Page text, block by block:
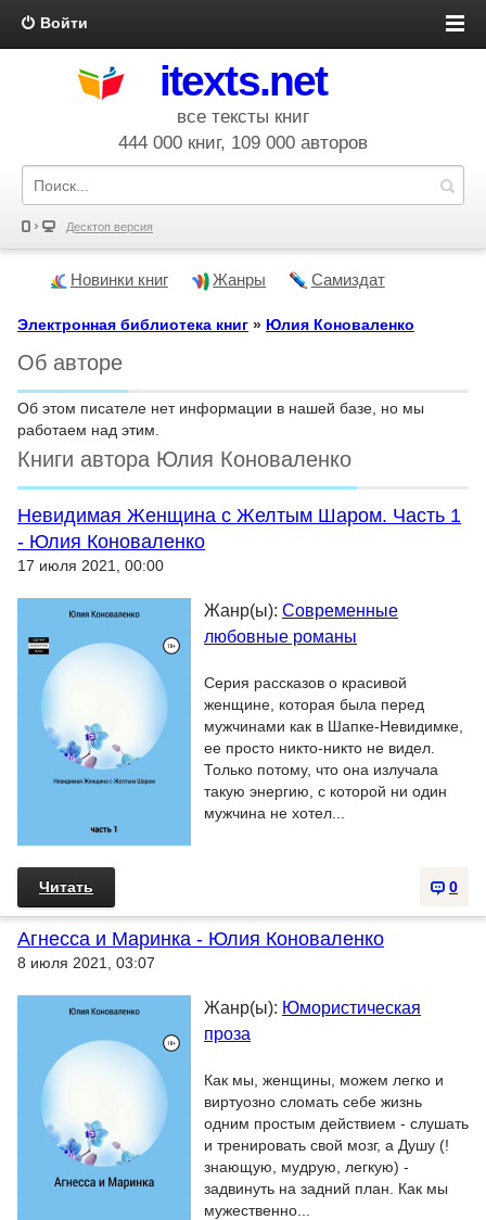
Войти
itexts.net
все тексты книг
444 000 книг, 109 000 авторов
Десктоп версия
Новинки книг Жанры Самиздат
Электронная библиотека книг » Юлия Коноваленко
Об авторе
Об этом писателе нет информации в нашей базе, но мы
работаем над этим.
Книги автора Юлия Коноваленко
Невидимая Женщина с Желтым Шаром. Часть 1
- Юлия Коноваленко
17 июля 2021, 00:00
Жанр(ы): Современные
любовные романы
Серия рассказов о красивой
женщине, которая была перед
мужчинами как в Шапке-Невидимке,
ее просто никто-никто не видел.
Только потому, что она излучала
такую энергию, с которой ни один
мужчина не хотел...
0
Читать
Агнесса и Маринка - Юлия Коноваленко
8 июля 2021, 03:07
Жанр(ы): Юмористическая
проза
Как мы, женщины, можем легко и
виртуозно сломать себе жизнь
одним простым действием - слушать
и тренировать свой мозг, а Душу (!
знающую, мудрую, легкую) -
задвинуть на задний план. Как мы
мужественно...